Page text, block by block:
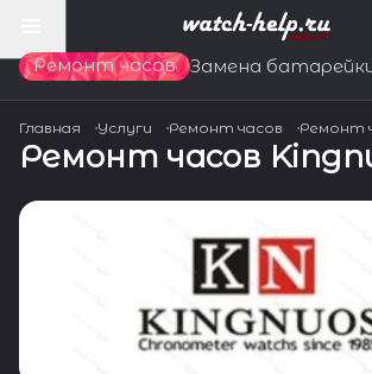
Ремонт часов Замена
Главная Услуги Ремонт часов Ремонт
Ремонт часов